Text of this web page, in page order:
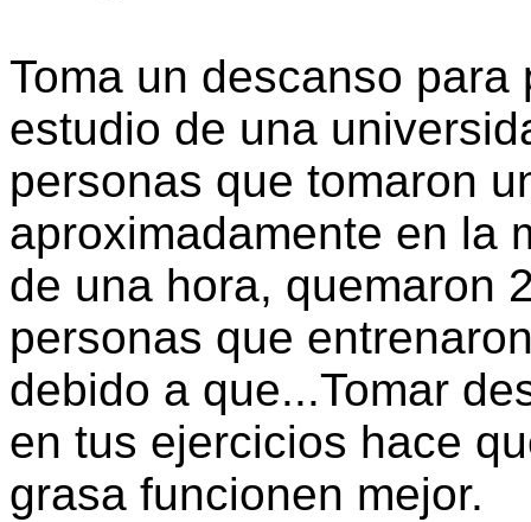
Toma un descanso
estudio de una
personas que tomaron
aproximadamente en la
de una hora, quemaron
personas que
debido a que...Tomar
en tus ejercicios hace
grasa funcionen mejor.